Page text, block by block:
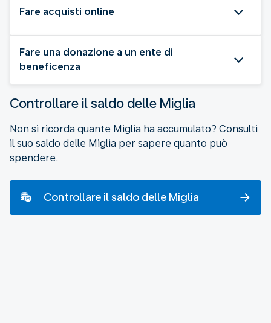
Fare acquisti online
Fare una donazione a un ente di
beneficenza
Controllare il saldo delle Miglia
Non si ricorda quante Miglia ha accumulato? Consulti
il suo saldo delle Miglia per sapere quanto può
spendere.
Controllare il saldo delle Miglia